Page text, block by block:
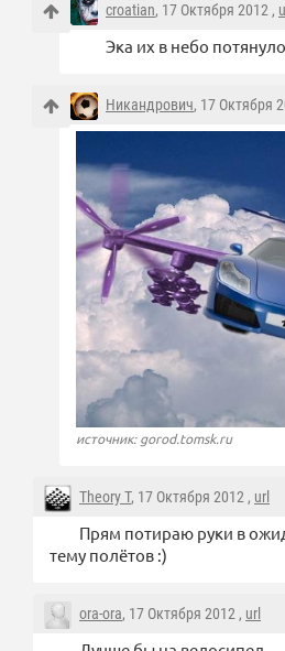
croatian, 17 Октября 2012 ,
Эка их в небо
Никандрович, 17 Октября
источник: gorod.tomsk.ru
Theory T, 17 Октября 2012 , url
Прям потираю руки в
тему полётов :)
ora-ora, 17 Октября 2012 , url